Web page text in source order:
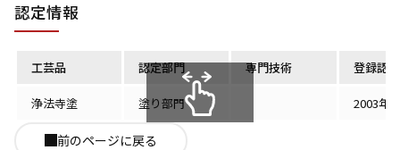
認定情報
工芸品 認定部門 専門技術 登録認
浄法寺塗 塗り部門 2003年
前のページに戻る